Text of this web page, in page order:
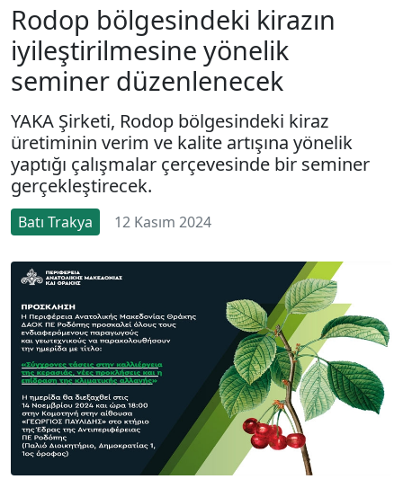
Rodop bölgesindeki kirazın
iyileştirilmesine yönelik
seminer düzenlenecek
YAKA Şirketi, Rodop bölgesindeki kiraz
üretiminin verim ve kalite artışına yönelik
yaptığı çalışmalar çerçevesinde bir seminer
gerçekleştirecek.
Batı Trakya 12 Kasım 2024